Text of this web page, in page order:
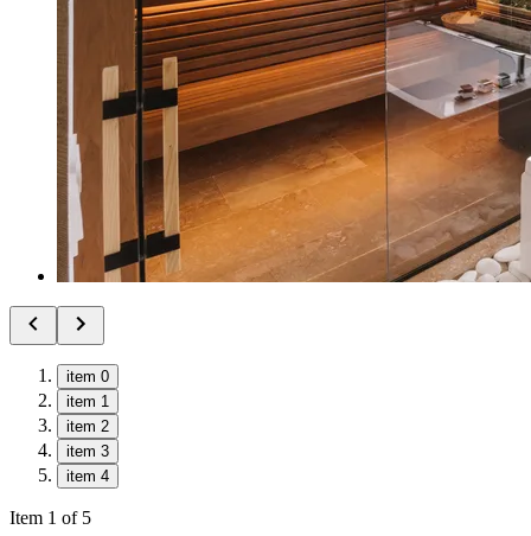
item 0
item 1
item 2
item 3
item 4
Item 1 of 5